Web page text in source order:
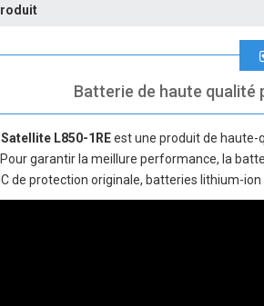
Batterie de haute qualité
L850-1REest une produit de haute-
garantir la meillure performance, la
de protection originale, batteries lithium-ion